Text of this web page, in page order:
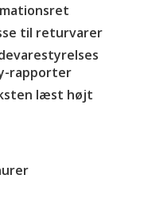
til returvarer
rapporter
læst højt